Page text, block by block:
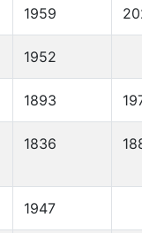
1959
1952
1893
1836
1947